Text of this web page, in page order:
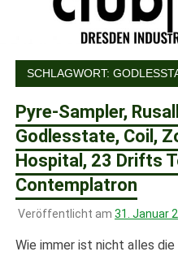
SCHLAGWORT:
Pyre-Sampler,
Godlesstate, Coil,
Hospital, 23 Drifts
Contemplatron
Veröffentlicht am 31. Januar
Wie immer ist nicht alles